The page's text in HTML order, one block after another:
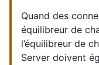
Quand des
équilibreur de
l’équilibreur de
Server doivent